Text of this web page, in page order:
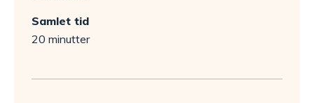
Samlet tid
20 minutter